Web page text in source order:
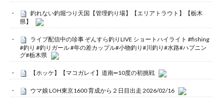
釣れない釣堀つり天国【管理釣り場】【エリアトラウト】【栃木
県】
ライブ配信中の珍事 ぞんすら釣りLIVE ショートハイライト #fishing
#釣り #釣りガール #年の差カップル#小物釣り#川釣り#水路#ハプニン
グ#栃木県
【ホッケ】【マコガレイ】道南➖10度の初挑戦
ウマ娘 LOH東京1600 育成から２日目出走 2026/02/16